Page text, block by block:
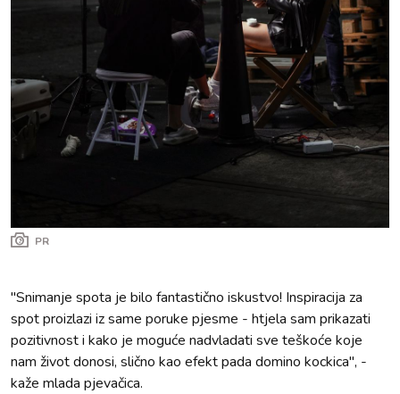
PR
"Snimanje spota je bilo fantastično iskustvo! Inspiracija za
spot proizlazi iz same poruke pjesme - htjela sam prikazati
pozitivnost i kako je moguće nadvladati sve teškoće koje
nam život donosi, slično kao efekt pada domino kockica", -
kaže mlada pjevačica.